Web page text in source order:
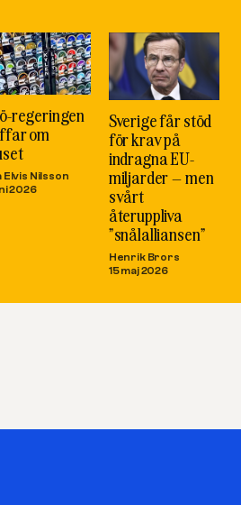
regeringen
om
Elvis Nilsson
2026
Sverige får stöd
för krav på
indragna EU-
miljarder – men
svårt
återuppliva
”snålalliansen”
Henrik Brors
15 maj 2026